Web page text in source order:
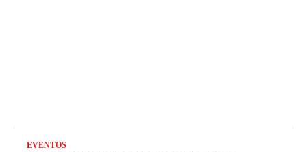
EVENTOS